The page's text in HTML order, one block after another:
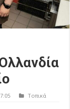
Τοπικά